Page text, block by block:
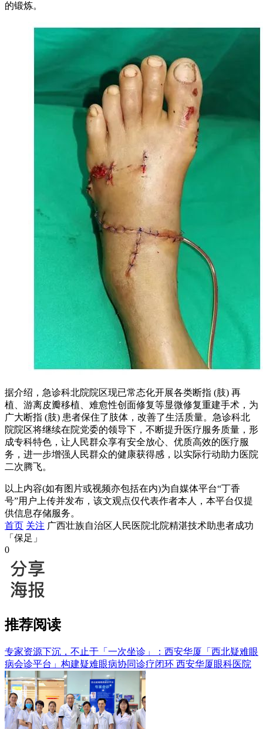
的锻炼。
据介绍，急诊科北院院区现已常态化开展各类断指 (肢) 再
植、游离皮瓣移植、难愈性创面修复等显微修复重建手术，为
广大断指 (肢) 患者保住了肢体，改善了生活质量。急诊科北
院院区将继续在院党委的领导下，不断提升医疗服务质量，形
成专科特色，让人民群众享有安全放心、优质高效的医疗服
务，进一步增强人民群众的健康获得感，以实际行动助力医院
二次腾飞。
以上内容(如有图片或视频亦包括在内)为自媒体平台“丁香
号”用户上传并发布，该文观点仅代表作者本人，本平台仅提
供信息存储服务。
首页 关注 广西壮族自治区人民医院北院精湛技术助患者成功
「保足」
0
推荐阅读
专家资源下沉，不止于「一次坐诊」：西安华厦「西北疑难眼
病会诊平台」构建疑难眼病协同诊疗闭环 西安华厦眼科医院